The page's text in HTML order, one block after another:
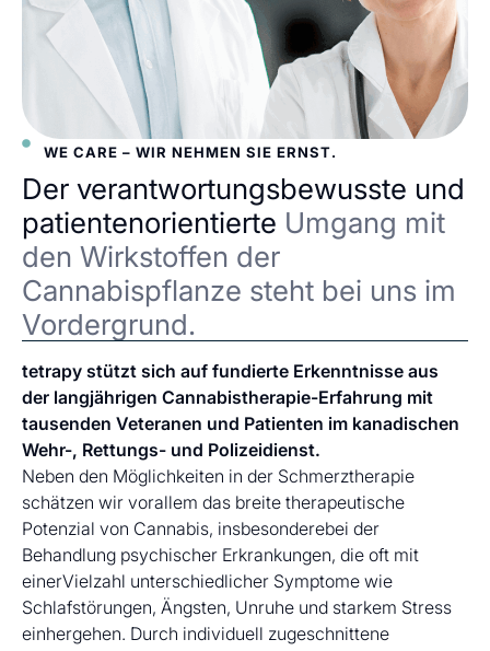
WE CARE – WIR NEHMEN SIE ERNST.
Der verantwortungsbewusste und
patientenorientierte Umgang mit
den Wirkstoffen der
Cannabispflanze steht bei uns im
Vordergrund.
tetrapy stützt sich auf fundierte Erkenntnisse aus
der langjährigen Cannabistherapie-Erfahrung mit
tausenden Veteranen und Patienten im kanadischen
Wehr-, Rettungs- und Polizeidienst.
Neben den Möglichkeiten in der Schmerztherapie
schätzen wir vorallem das breite therapeutische
Potenzial von Cannabis, insbesonderebei der
Behandlung psychischer Erkrankungen, die oft mit
einerVielzahl unterschiedlicher Symptome wie
Schlafstörungen, Ängsten, Unruhe und starkem Stress
einhergehen. Durch individuell zugeschnittene